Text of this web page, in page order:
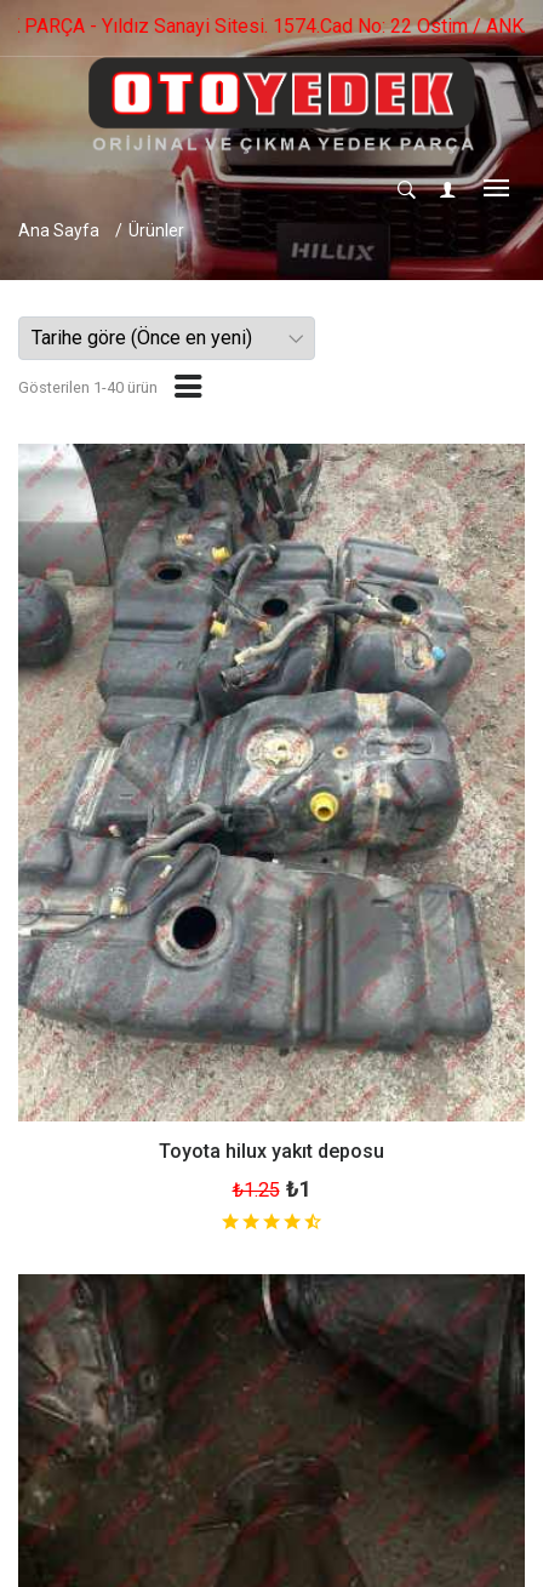
-0 553 536 73 09 - 0 552 282 56 40
Ana Sayfa Ürünler
Gösterilen 1-40 ürün
Toyota hilux yakıt deposu
₺1.25 ₺1